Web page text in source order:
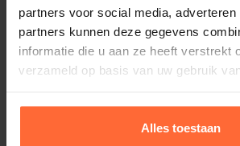
partners voor social media,
partners kunnen deze gegevens
informatie die u aan ze heeft verstrekt
verzameld op basis van uw gebruik
Alles toestaan